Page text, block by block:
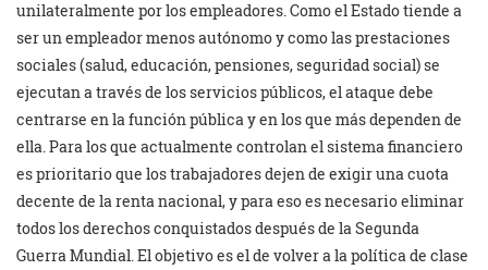
unilateralmente por los empleadores. Como el Estado tiende a
ser un empleador menos autónomo y como las prestaciones
sociales (salud, educación, pensiones, seguridad social) se
ejecutan a través de los servicios públicos, el ataque debe
centrarse en la función pública y en los que más dependen de
ella. Para los que actualmente controlan el sistema financiero
es prioritario que los trabajadores dejen de exigir una cuota
decente de la renta nacional, y para eso es necesario eliminar
todos los derechos conquistados después de la Segunda
Guerra Mundial. El objetivo es el de volver a la política de clase